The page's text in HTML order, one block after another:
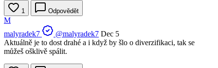
1 Odpovědět
M
malyradek7
@malyradek7 Dec 5
Aktuálně je to dost drahé a i když by šlo o diverzifikaci, tak se
můžeš ošklivě spálit.